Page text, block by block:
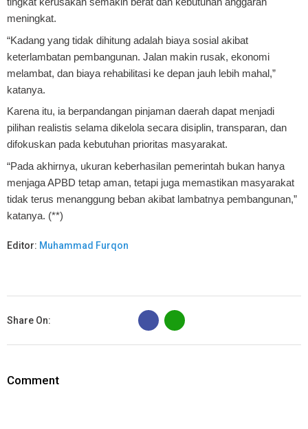
meningkat.
“Kadang yang tidak dihitung adalah biaya sosial akibat
keterlambatan pembangunan. Jalan makin rusak, ekonomi
melambat, dan biaya rehabilitasi ke depan jauh lebih mahal,”
katanya.
Karena itu, ia berpandangan pinjaman daerah dapat menjadi
pilihan realistis selama dikelola secara disiplin, transparan, dan
difokuskan pada kebutuhan prioritas masyarakat.
“Pada akhirnya, ukuran keberhasilan pemerintah bukan hanya
menjaga APBD tetap aman, tetapi juga memastikan masyarakat
tidak terus menanggung beban akibat lambatnya pembangunan,”
katanya. (**)
Editor: Muhammad Furqon
Share On:
B
Comment